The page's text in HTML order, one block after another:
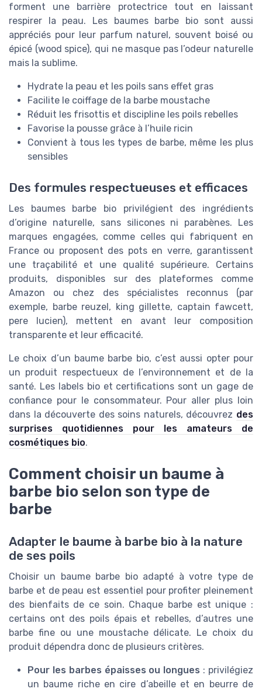
forment une barrière protectrice tout en laissant
respirer la peau. Les baumes barbe bio sont aussi
appréciés pour leur parfum naturel, souvent boisé ou
épicé (wood spice), qui ne masque pas l’odeur naturelle
mais la sublime.
Hydrate la peau et les poils sans effet gras
Facilite le coiffage de la barbe moustache
Réduit les frisottis et discipline les poils rebelles
Favorise la pousse grâce à l’huile ricin
Convient à tous les types de barbe, même les plus
sensibles
Des formules respectueuses et efficaces
Les baumes barbe bio privilégient des ingrédients
d’origine naturelle, sans silicones ni parabènes. Les
marques engagées, comme celles qui fabriquent en
France ou proposent des pots en verre, garantissent
une traçabilité et une qualité supérieure. Certains
produits, disponibles sur des plateformes comme
Amazon ou chez des spécialistes reconnus (par
exemple, barbe reuzel, king gillette, captain fawcett,
pere lucien), mettent en avant leur composition
transparente et leur efficacité.
Le choix d’un baume barbe bio, c’est aussi opter pour
un produit respectueux de l’environnement et de la
santé. Les labels bio et certifications sont un gage de
confiance pour le consommateur. Pour aller plus loin
dans la découverte des soins naturels, découvrez des
surprises quotidiennes pour les amateurs de
cosmétiques bio.
Comment choisir un baume à
barbe bio selon son type de
barbe
Adapter le baume à barbe bio à la nature
de ses poils
Choisir un baume barbe bio adapté à votre type de
barbe et de peau est essentiel pour profiter pleinement
des bienfaits de ce soin. Chaque barbe est unique :
certains ont des poils épais et rebelles, d’autres une
barbe fine ou une moustache délicate. Le choix du
produit dépendra donc de plusieurs critères.
Pour les barbes épaisses ou longues : privilégiez
un baume riche en cire d’abeille et en beurre de